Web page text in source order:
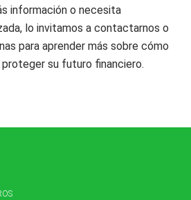
información o necesita
lo invitamos a contactarnos o
para aprender más sobre cómo
su futuro financiero.